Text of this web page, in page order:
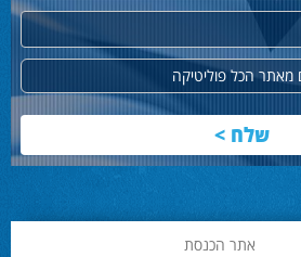
מאתר הכל פוליטיקה
אתר הכנסת